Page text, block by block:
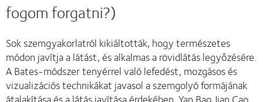
fogom forgatni?)
Sok szemgyakorlatról kikiáltották, hogy természetes
módon javítja a látást, és alkalmas a rövidlátás legyőzésére.
A Bates-módszer tenyérrel való lefedést, mozgásos és
vizualizációs technikákat javasol a szemgolyó formájának